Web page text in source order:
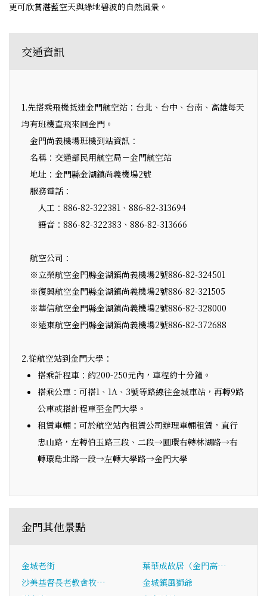
更可欣賞湛藍空天與綠地碧波的自然風景。
交通資訊
1.先搭乘飛機抵達金門航空站：台北、台中、台南、高雄每天
均有班機直飛來回金門。
金門尚義機場班機到站資訊：
名稱：交通部民用航空局－金門航空站
地址：金門縣金湖鎮尚義機場2號
服務電話：
人工：886-82-322381、886-82-313694
語音：886-82-322383、886-82-313666
航空公司：
※立榮航空金門縣金湖鎮尚義機場2號886-82-324501
※復興航空金門縣金湖鎮尚義機場2號886-82-321505
※華信航空金門縣金湖鎮尚義機場2號886-82-328000
※遠東航空金門縣金湖鎮尚義機場2號886-82-372688
2.從航空站到金門大學：
搭乘計程車：約200-250元內，車程約十分鐘。
搭乘公車：可搭1、1A、3號等路線往金城車站，再轉9路
公車或搭計程車至金門大學。
租賃車輛：可於航空站內租賃公司辦理車輛租賃，直行
忠山路，左轉伯玉路三段、二段→圓環右轉林湖路→右
轉環島北路一段→左轉大學路→金門大學
金門其他景點
金城老街
葉華成故居（金門高…
沙美基督長老教會牧…
金城鎮風獅爺